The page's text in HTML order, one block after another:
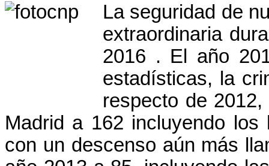
La seguridad de
extraordinaria
2016 . El año
estadísticas, la
respecto de
Madrid a 162 incluyendo
con un descenso aún más